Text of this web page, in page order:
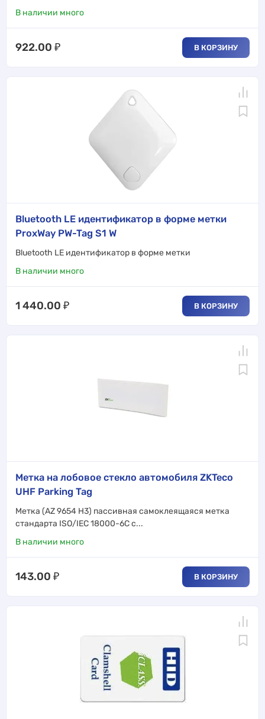
В наличии много
922.00 ₽ В КОРЗИНУ
Bluetooth LE идентификатор в форме метки
ProxWay PW-Tag S1 W
Bluetooth LE идентификатор в форме метки
В наличии много
1 440.00 ₽ В КОРЗИНУ
Метка на лобовое стекло автомобиля ZKTeco
UHF Parking Tag
Метка (AZ 9654 H3) пассивная самоклеящаяся метка
стандарта ISO/IEC 18000-6C с...
В наличии много
143.00 ₽ В КОРЗИНУ